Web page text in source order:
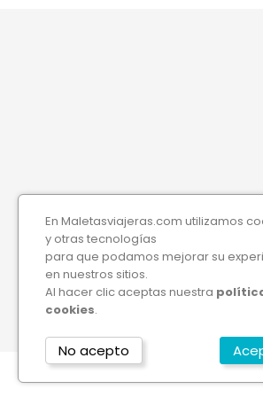
Neceseres
Bolsas de Viaje
Accesorios de viaje
Mochilas
Maletas y Mochilas Infantiles
En Maletasviajeras.com utilizamos
y otras tecnologías
para que podamos mejorar su
en nuestros sitios.
Al hacer clic aceptas nuestra
cookies.
No acepto